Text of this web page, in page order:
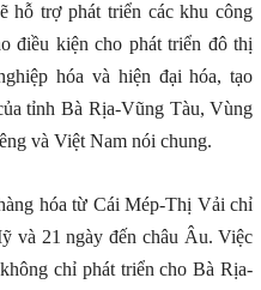
hỗ trợ phát triển các khu công
điều kiện cho phát triển đô thị
hóa và hiện đại hóa, tạo
tỉnh Bà Rịa-Vũng Tàu, Vùng
và Việt Nam nói chung.
hóa từ Cái Mép-Thị Vải chỉ
và 21 ngày đến châu Âu. Việc
chỉ phát triển cho Bà Rịa-